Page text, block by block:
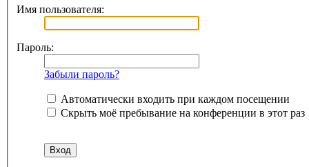
Имя пользователя:
Пароль:
Забыли пароль?
Автоматически входить при каждом посещении
Скрыть моё пребывание на конференции в этот раз